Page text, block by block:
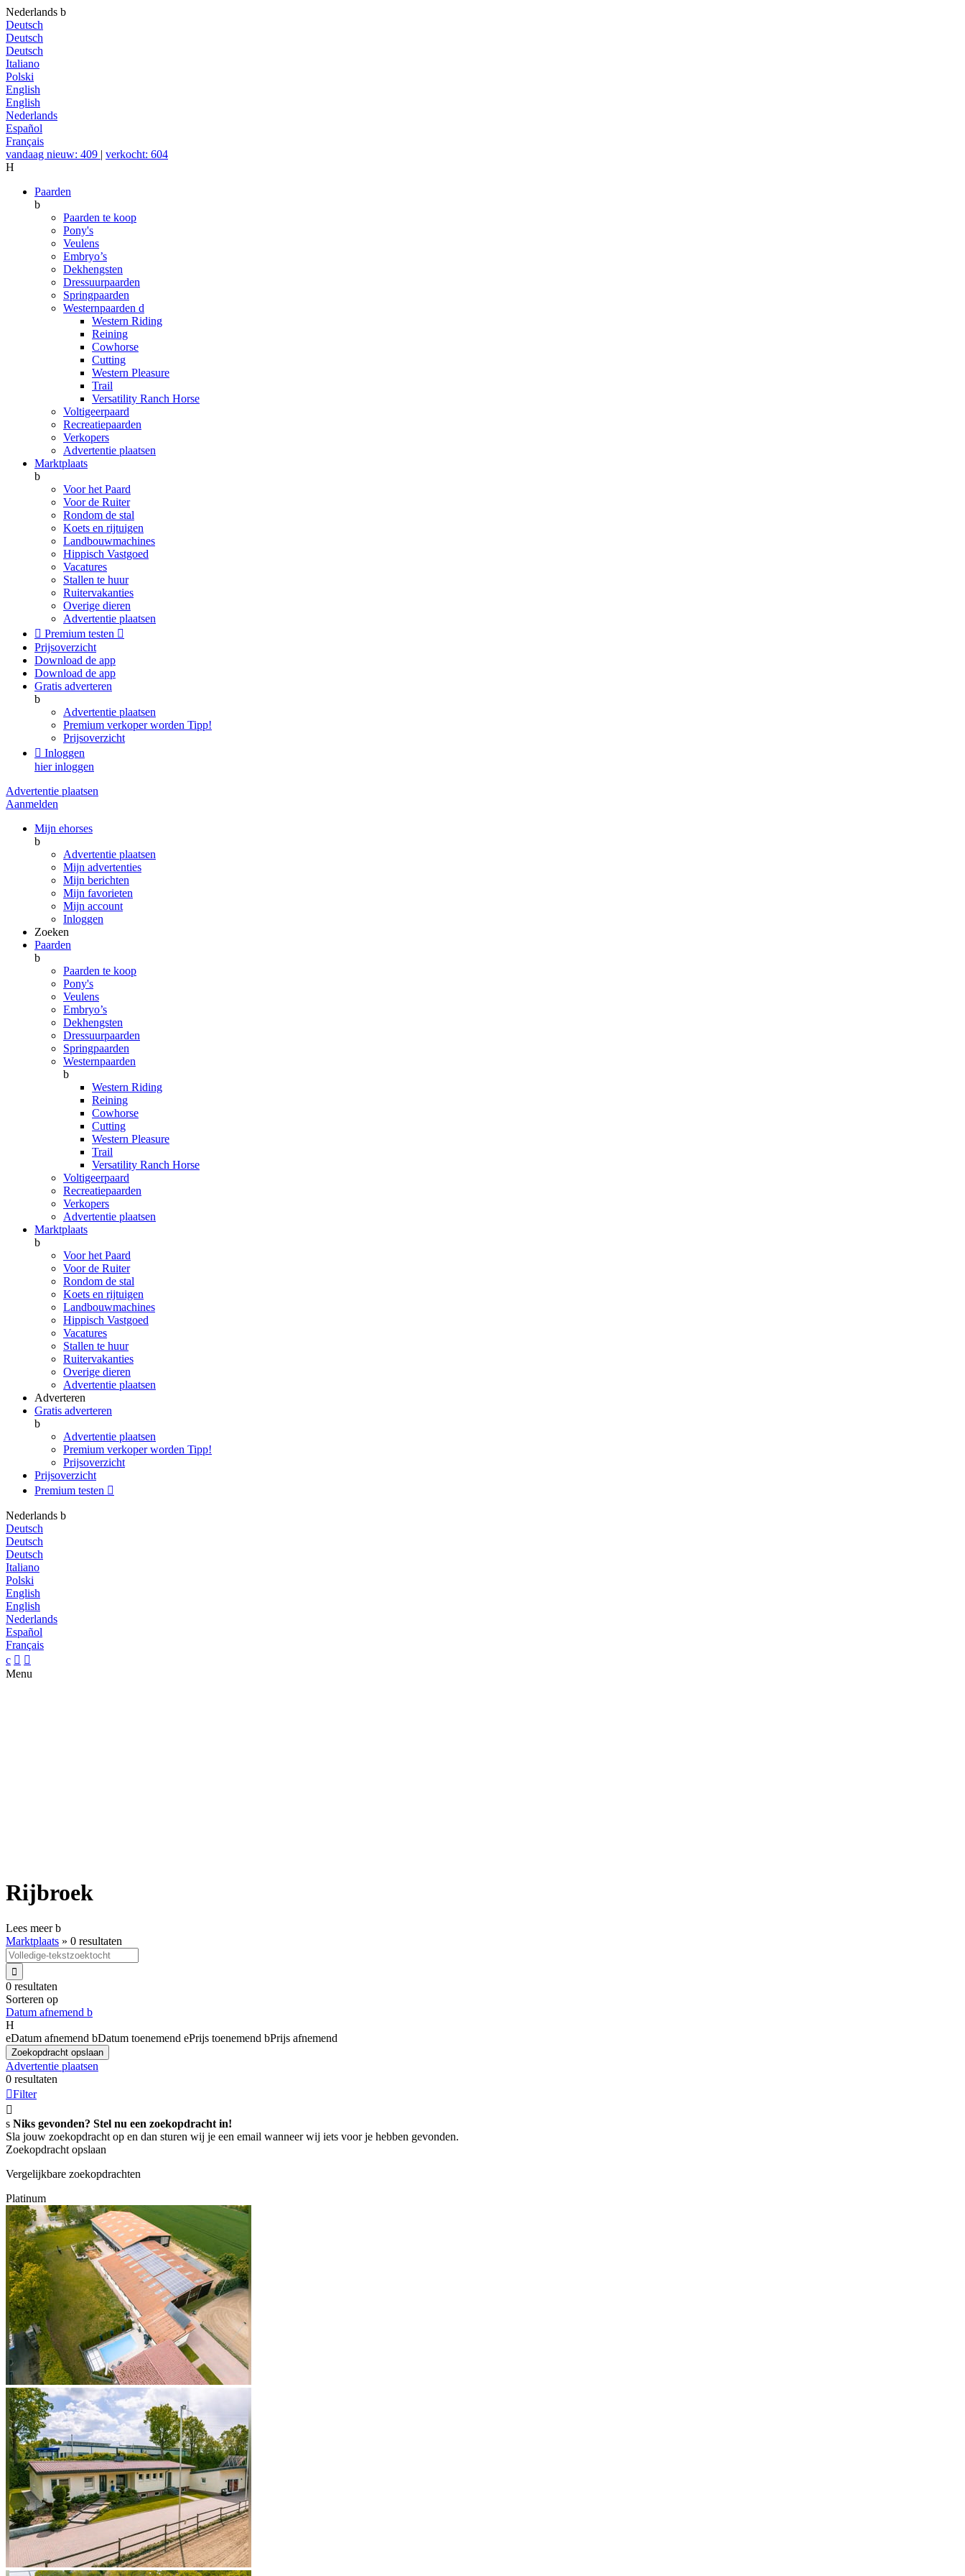
Nederlands b
Deutsch
Deutsch
Deutsch
Italiano
Polski
English
English
Nederlands
Español
Français
vandaag nieuw: 409 | verkocht: 604
H
Paarden
b
Paarden te koop
Pony's
Veulens
Embryo’s
Dekhengsten
Dressuurpaarden
Springpaarden
Westernpaarden d
Western Riding
Reining
Cowhorse
Cutting
Western Pleasure
Trail
Versatility Ranch Horse
Voltigeerpaard
Recreatiepaarden
Verkopers
Advertentie plaatsen
Marktplaats
b
Voor het Paard
Voor de Ruiter
Rondom de stal
Koets en rijtuigen
Landbouwmachines
Hippisch Vastgoed
Vacatures
Stallen te huur
Ruitervakanties
Overige dieren
Advertentie plaatsen
 Premium testen 
Prijsoverzicht
Download de app
Download de app
Gratis adverteren
b
Advertentie plaatsen
Premium verkoper worden Tipp!
Prijsoverzicht
 Inloggen
hier inloggen
Advertentie plaatsen
Aanmelden
Mijn ehorses
b
Advertentie plaatsen
Mijn advertenties
Mijn berichten
Mijn favorieten
Mijn account
Inloggen
Zoeken
Paarden
b
Paarden te koop
Pony's
Veulens
Embryo’s
Dekhengsten
Dressuurpaarden
Springpaarden
Westernpaarden
b
Western Riding
Reining
Cowhorse
Cutting
Western Pleasure
Trail
Versatility Ranch Horse
Voltigeerpaard
Recreatiepaarden
Verkopers
Advertentie plaatsen
Marktplaats
b
Voor het Paard
Voor de Ruiter
Rondom de stal
Koets en rijtuigen
Landbouwmachines
Hippisch Vastgoed
Vacatures
Stallen te huur
Ruitervakanties
Overige dieren
Advertentie plaatsen
Adverteren
Gratis adverteren
b
Advertentie plaatsen
Premium verkoper worden Tipp!
Prijsoverzicht
Prijsoverzicht
Premium testen 
Nederlands b
Deutsch
Deutsch
Deutsch
Italiano
Polski
English
English
Nederlands
Español
Français
c  
Menu
Rijbroek
Lees meerb
Marktplaats » 0 resultaten

0 resultaten
Sorteren op
Datum afnemend b
H
eDatum afnemend bDatum toenemend ePrijs toenemend bPrijs afnemend
Zoekopdracht opslaan
Advertentie plaatsen
0 resultaten
Filter

s Niks gevonden? Stel nu een zoekopdracht in!
Sla jouw zoekopdracht op en dan sturen wij je een email wanneer wij iets voor je hebben gevonden.
Zoekopdracht opslaan
Vergelijkbare zoekopdrachten
Platinum